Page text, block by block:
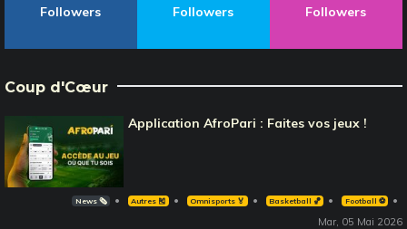
Followers
Followers
Followers
Coup d'Cœur
Application AfroPari : Faites vos jeux !
News 🗞️ Autres 🎽 Omnisports 🏅 Basketball 🏀 Football ⚽️
Mar, 05 Mai 2026